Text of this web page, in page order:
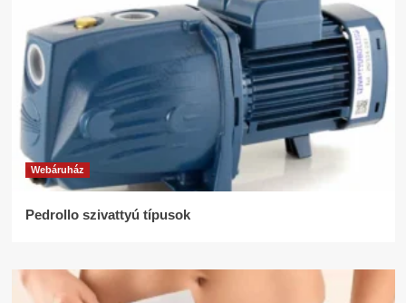
Webáruház
Pedrollo szivattyú típusok